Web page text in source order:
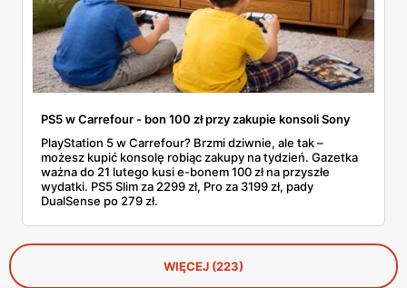
PS5 w Carrefour - bon 100 zł przy zakupie konsoli Sony
PlayStation 5 w Carrefour? Brzmi dziwnie, ale tak –
możesz kupić konsolę robiąc zakupy na tydzień. Gazetka
ważna do 21 lutego kusi e-bonem 100 zł na przyszłe
wydatki. PS5 Slim za 2299 zł, Pro za 3199 zł, pady
DualSense po 279 zł.
WIĘCEJ (223)